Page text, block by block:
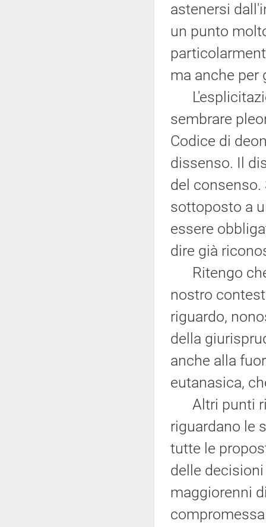
astenersi
un punto
ma anche per
sembrare
Codice di
dissenso. Il
del
sottoposto a
essere
dire già
Ritengo che
nostro
riguardo,
della
anche alla
eutanasica,
Altri punti
riguardano le
tutte le
delle
maggiorenni